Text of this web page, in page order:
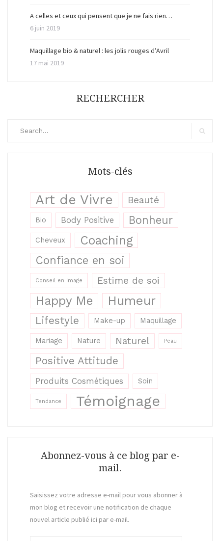
A celles et ceux qui pensent que je ne fais rien…
6 juin 2019
Maquillage bio & naturel : les jolis rouges d’Avril
17 mai 2019
RECHERCHER
Mots-clés
Art de Vivre Beauté
Bio Body Positive Bonheur
Cheveux Coaching
Confiance en soi
Conseil en Image Estime de soi
Happy Me Humeur
Lifestyle Make-up Maquillage
Mariage Nature Naturel Peau
Positive Attitude
Produits Cosmétiques Soin
Tendance Témoignage
Abonnez-vous à ce blog par e-
mail.
Saisissez votre adresse e-mail pour vous abonner à
mon blog et recevoir une notification de chaque
nouvel article publié ici par e-mail.